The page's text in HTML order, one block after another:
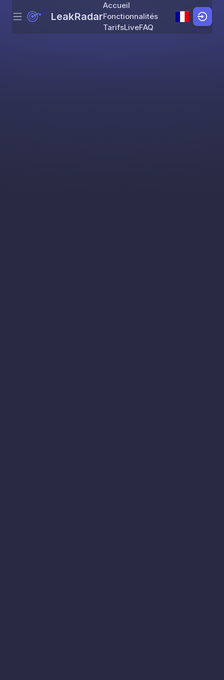
Skip to content
Menu LeakRadar
Accueil
Fonctionnalités
TarifsLiveFAQ